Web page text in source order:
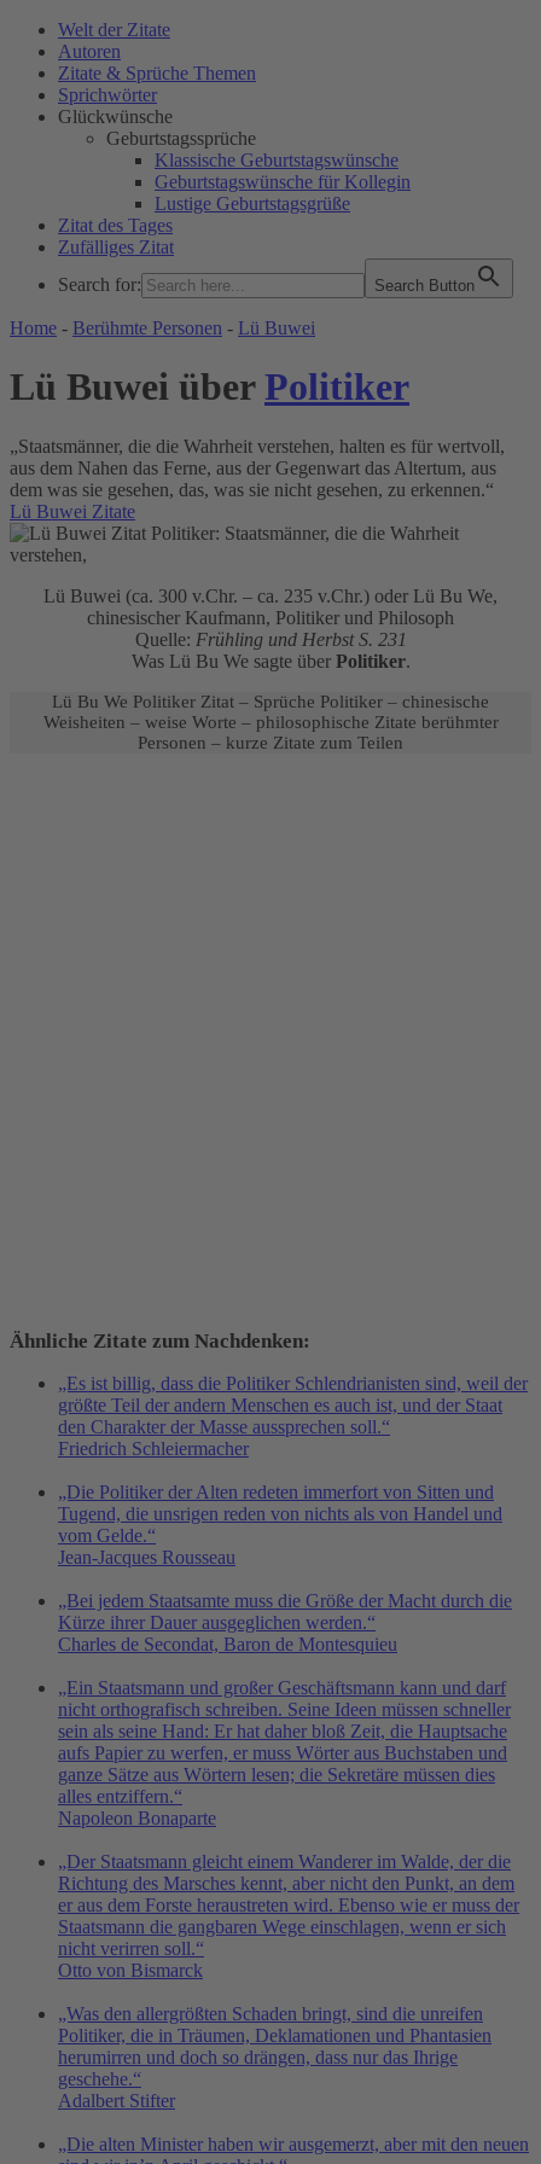
Welt der Zitate
Autoren
Zitate & Sprüche Themen
Sprichwörter
Glückwünsche
Geburtstagssprüche
Klassische Geburtstagswünsche
Geburtstagswünsche für Kollegin
Lustige Geburtstagsgrüße
Zitat des Tages
Zufälliges Zitat
Search for:
Search Button
WELT DER ZITATE
Home - Berühmte Personen - Lü Buwei
Lü Buwei überPolitiker
„Staatsmänner, die die Wahrheit verstehen, halten es für wertvoll,
aus dem Nahen das Ferne, aus der Gegenwart das Altertum, aus
dem was sie gesehen, das, was sie nicht gesehen, zu erkennen.“
Lü Buwei Zitate
Lü Buwei (ca. 300 v.Chr. – ca. 235 v.Chr.) oder Lü Bu We,
chinesischer Kaufmann, Politiker und Philosoph
Quelle: Frühling und Herbst S. 231
Was Lü Bu We sagte über Politiker.
Lü Bu We Politiker Zitat – Sprüche Politiker – chinesische
Weisheiten – weise Worte – philosophische Zitate berühmter
Personen – kurze Zitate zum Teilen
Ähnliche Zitate zum Nachdenken:
„Es ist billig, dass die Politiker Schlendrianisten sind, weil der
größte Teil der andern Menschen es auch ist, und der Staat
den Charakter der Masse aussprechen soll.“
Friedrich Schleiermacher
„Die Politiker der Alten redeten immerfort von Sitten und
Tugend, die unsrigen reden von nichts als von Handel und
vom Gelde.“
Jean-Jacques Rousseau
„Bei jedem Staatsamte muss die Größe der Macht durch die
Kürze ihrer Dauer ausgeglichen werden.“
Charles de Secondat, Baron de Montesquieu
„Ein Staatsmann und großer Geschäftsmann kann und darf
nicht orthografisch schreiben. Seine Ideen müssen schneller
sein als seine Hand: Er hat daher bloß Zeit, die Hauptsache
aufs Papier zu werfen, er muss Wörter aus Buchstaben und
ganze Sätze aus Wörtern lesen; die Sekretäre müssen dies
alles entziffern.“
Napoleon Bonaparte
„Der Staatsmann gleicht einem Wanderer im Walde, der die
Richtung des Marsches kennt, aber nicht den Punkt, an dem
er aus dem Forste heraustreten wird. Ebenso wie er muss der
Staatsmann die gangbaren Wege einschlagen, wenn er sich
nicht verirren soll.“
Otto von Bismarck
„Was den allergrößten Schaden bringt, sind die unreifen
Politiker, die in Träumen, Deklamationen und Phantasien
herumirren und doch so drängen, dass nur das Ihrige
geschehe.“
Adalbert Stifter
„Die alten Minister haben wir ausgemerzt, aber mit den neuen